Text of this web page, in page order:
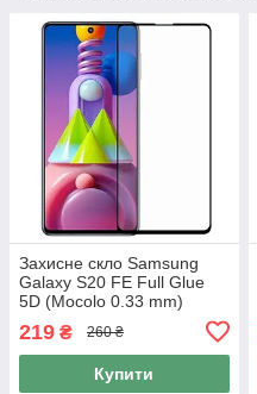
Захисне скло Samsung
Galaxy S20 FE Full Glue
5D (Mocolo 0.33 mm)
219 ₴ 260 ₴
Купити